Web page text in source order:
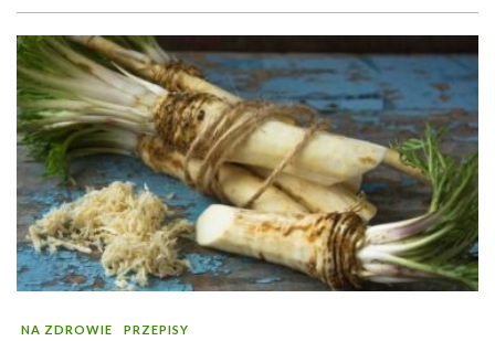
NA ZDROWIE PRZEPISY